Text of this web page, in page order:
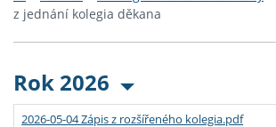
z jednání kolegia děkana
Rok 2026
2026-05-04 Zápis z rozšířeného kolegia.pdf